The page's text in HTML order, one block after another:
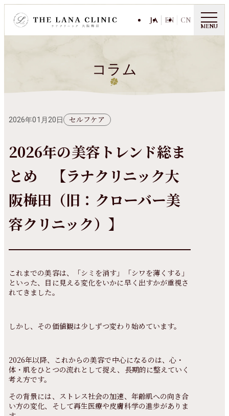
JA EN CN
MENU
コラム
2026年01月20日 セルフケア
2026年の美容トレンド総ま
とめ 【ラナクリニック大
阪梅田（旧：クローバー美
容クリニック）】
これまでの美容は、「シミを消す」「シワを薄くする」
といった、目に見える変化をいかに早く出すかが重視さ
れてきました。
しかし、その価値観は少しずつ変わり始めています。
2026年以降、これからの美容で中心になるのは、心・
体・肌をひとつの流れとして捉え、長期的に整えていく
考え方です。
その背景には、ストレス社会の加速、年齢肌への向き合
い方の変化、そして再生医療や皮膚科学の進歩がありま